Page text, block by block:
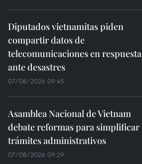
Diputados vietnamitas piden
compartir datos de
telecomunicaciones en respuesta
ante desastres
07/08/2026 09:45
Asamblea Nacional de Vietnam
debate reformas para simplificar
trámites administrativos
07/08/2026 09:29